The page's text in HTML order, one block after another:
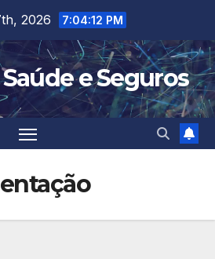
2026 7:04:12 PM
e Seguros